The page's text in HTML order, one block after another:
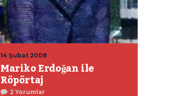
14 Şubat 2008
Mariko Erdoğan ile
Röpörtaj
2 Yorumlar